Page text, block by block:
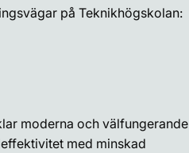
på Teknikhögskolan:
moderna och välfungerande
med minskad